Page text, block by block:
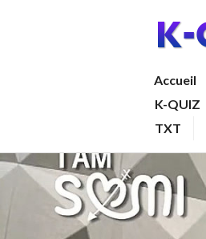
Accueil
K-QUIZ
TXT